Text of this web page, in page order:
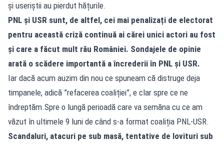
și useriștii au pierdut hățurile.
PNL și USR sunt, de altfel, cei mai penalizați de electorat
pentru această criză continuă ai cărei unici actori au fost
și care a făcut mult rău României. Sondajele de opinie
arată o scădere importantă a încrederii în PNL și USR.
Iar dacă acum auzim din nou ce spuneam că distruge deja
timpanele, adică ”refacerea coaliției”, e clar spre ce ne
îndreptăm.Spre o lungă perioadă care va semăna cu ce am
văzut în ultimele 9 luni de când s-a format coaliția PNL-USR.
Scandaluri, atacuri pe sub masă, tentative de lovituri sub